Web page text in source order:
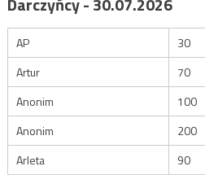
AP
30
Artur
70
Anonim
100
Anonim
200
Arleta
90